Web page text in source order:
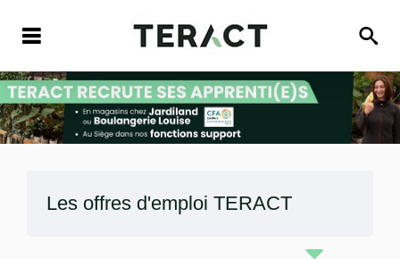
Les offres d'emploi TERACT